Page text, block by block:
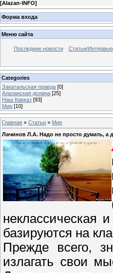
[Alazan-INFO]
Форма входа
Меню сайта
Последние новости Статьи/Интервью
Categories
Закатальская правда [0]
Алазанская долина [25]
Наш Кавказ [93]
Мир [10]
Главная » Статьи » Мир
Лачинов Л.А. Надо не просто думать, а
неклассическая
базируются на
Прежде всего,
излагать свои